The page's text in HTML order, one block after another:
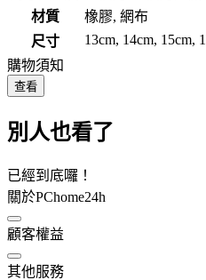
材質
橡膠, 網布
尺寸
13cm, 14cm, 15cm,
購物須知
查看
別人也看了
已經到底囉！
關於PChome24h
顧客權益
其他服務